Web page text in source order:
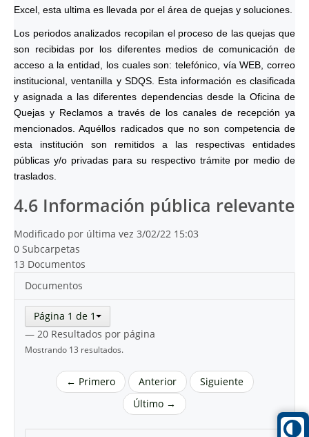
Excel, esta ultima es llevada por el área de quejas y soluciones.
Los periodos analizados recopilan el proceso de las quejas que
son recibidas por los diferentes medios de comunicación de
acceso a la entidad, los cuales son: telefónico, vía WEB, correo
institucional, ventanilla y SDQS. Esta información es clasificada
y asignada a las diferentes dependencias desde la Oficina de
Quejas y Reclamos a través de los canales de recepción ya
mencionados. Aquéllos radicados que no son competencia de
esta institución son remitidos a las respectivas entidades
públicas y/o privadas para su respectivo trámite por medio de
traslados.
4.6 Información pública relevante
Modificado por última vez 3/02/22 15:03
0 Subcarpetas
13 Documentos
Documentos
Página 1 de 1
— 20 Resultados por página
Mostrando 13 resultados.
← Primero Anterior
Siguiente
Último →